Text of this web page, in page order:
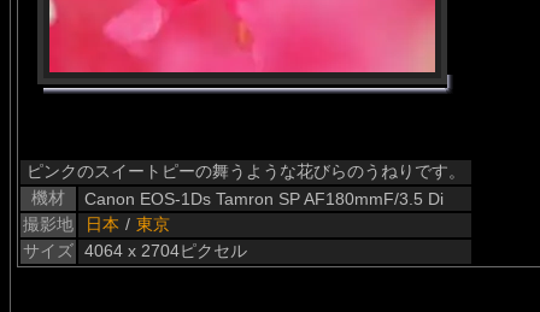
ピンクのスイートピーの舞うような花びらのうねりです。
機材
Canon EOS-1Ds Tamron SP AF180mmF/3.5 Di
撮影地
日本 / 東京
サイズ 4064 x 2704ピクセル